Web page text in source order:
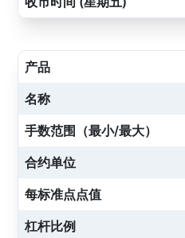
产品
名称
手数范围（最小/最大）
合约单位
每标准点点值
杠杆比例